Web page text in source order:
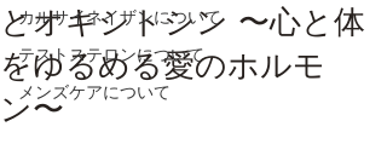
カルサイネイザンについて
テストステロンについて
メンズケアについて
とオキシトシン 〜心と体
をゆるめる愛のホルモ
ン〜